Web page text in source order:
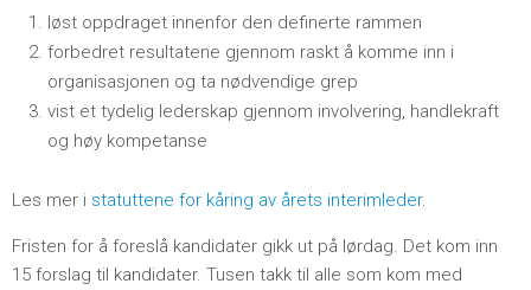
løst oppdraget innenfor den definerte rammen
forbedret resultatene gjennom raskt å komme inn i
organisasjonen og ta nødvendige grep
vist et tydelig lederskap gjennom involvering, handlekraft
og høy kompetanse
Les mer i statuttene for kåring av årets interimleder.
Fristen for å foreslå kandidater gikk ut på lørdag. Det kom inn
15 forslag til kandidater. Tusen takk til alle som kom med